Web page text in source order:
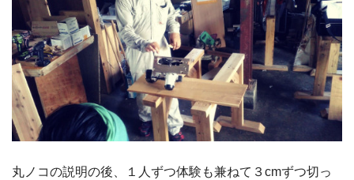
丸ノコの説明の後、１人ずつ体験も兼ねて３cmずつ切っ